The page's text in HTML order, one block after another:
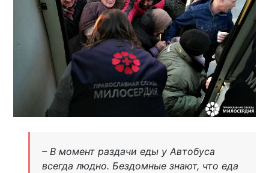
– В момент раздачи еды у Автобуса
всегда людно. Бездомные знают, что еда